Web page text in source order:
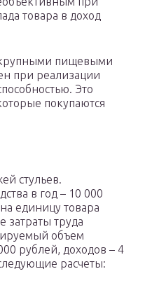
товара в доход
крупными пищевыми
при реализации
Это
покупаются
стульев.
в год – 10 000
единицу товара
затраты труда
объем
рублей, доходов – 4
расчеты: